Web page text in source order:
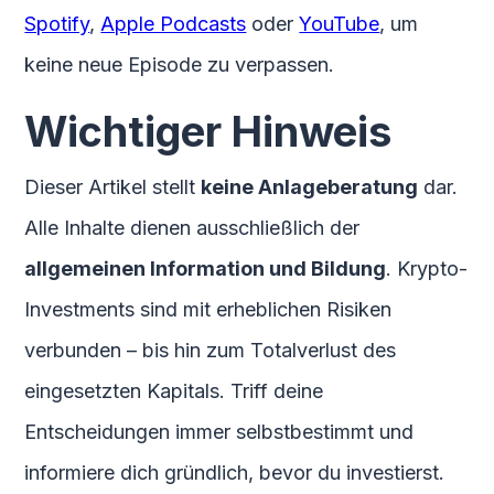
Spotify, Apple Podcasts oderYouTube, um
keine neue Episode zu verpassen.
Wichtiger Hinweis
Dieser Artikel stellt keine Anlageberatung dar.
Alle Inhalte dienen ausschließlich der
allgemeinen Information und Bildung. Krypto-
Investments sind mit erheblichen Risiken
verbunden – bis hin zum Totalverlust des
eingesetzten Kapitals. Triff deine
Entscheidungen immer selbstbestimmt und
informiere dich gründlich, bevor du investierst.